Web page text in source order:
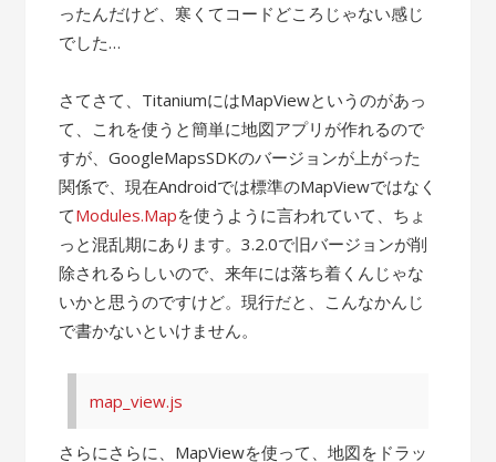
ったんだけど、寒くてコードどころじゃない感じ
でした…
さてさて、TitaniumにはMapViewというのがあっ
て、これを使うと簡単に地図アプリが作れるので
すが、GoogleMapsSDKのバージョンが上がった
関係で、現在Androidでは標準のMapViewではなく
てModules.Mapを使うように言われていて、ちょ
っと混乱期にあります。3.2.0で旧バージョンが削
除されるらしいので、来年には落ち着くんじゃな
いかと思うのですけど。現行だと、こんなかんじ
で書かないといけません。
map_view.js
さらにさらに、MapViewを使って、地図をドラッ